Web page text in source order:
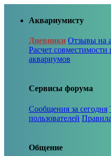
Аквариумисту
Дневники Отзывы на
Расчет совместимости
аквариумов
Сервисы форума
Сообщения за сегодня
пользователей Правила
Общение